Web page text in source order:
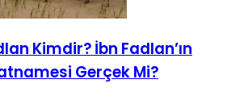
Kimdir? İbn Fadlan’ın
Gerçek Mi?